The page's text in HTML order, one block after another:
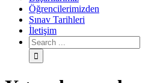
Öğrencilerimizden
Sınav Tarihleri
İletişim